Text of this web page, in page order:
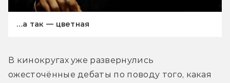
…а так — цветная
В кинокругах уже развернулись
ожесточённые дебаты по поводу того, какая